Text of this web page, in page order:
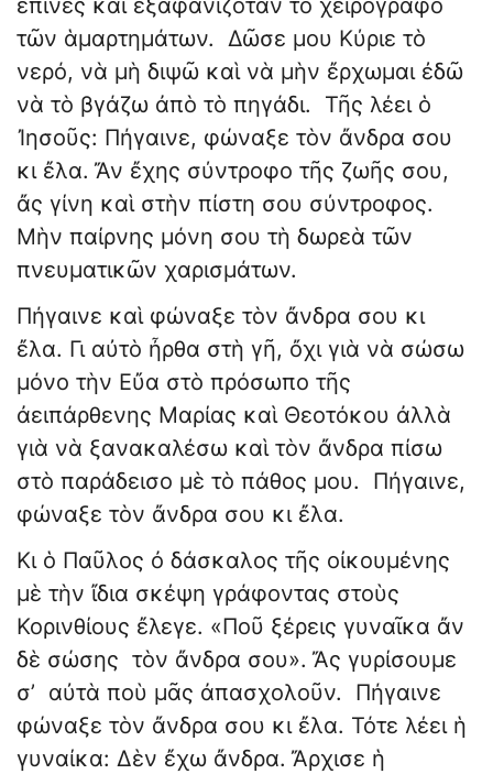
ἔπινες καὶ ἐξαφανιζόταν τὸ χειρόγραφο
τῶν ἁμαρτημάτων. Δῶσε μου Κύριε τὸ
νερό, νὰ μὴ διψῶ καὶ νὰ μὴν ἔρχωμαι ἐδῶ
νὰ τὸ βγάζω ἀπὸ τὸ πηγάδι. Τῆς λέει ὁ
Ἰησοῦς: Πήγαινε, φώναξε τὸν ἄνδρα σου
κι ἔλα. Ἄν ἔχης σύντροφο τῆς ζωῆς σου,
ἄς γίνη καὶ στὴν πίστη σου σύντροφος.
Μὴν παίρνης μόνη σου τὴ δωρεὰ τῶν
πνευματικῶν χαρισμάτων.
Πήγαινε καὶ φώναξε τὸν ἄνδρα σου κι
ἔλα. Γι αὐτὸ ἦρθα στὴ γῆ, ὄχι γιὰ νὰ σώσω
μόνο τὴν Εὔα στὸ πρόσωπο τῆς
ἀειπάρθενης Μαρίας καὶ Θεοτόκου ἀλλὰ
γιὰ νὰ ξανακαλέσω καὶ τὸν ἄνδρα πίσω
στὸ παράδεισο μὲ τὸ πάθος μου. Πήγαινε,
φώναξε τὸν ἄνδρα σου κι ἔλα.
Κι ὁ Παῦλος ὀ δάσκαλος τῆς οἰκουμένης
μὲ τὴν ἴδια σκέψη γράφοντας στοὺς
Κορινθίους ἔλεγε. «Ποῦ ξέρεις γυναῖκα ἄν
δὲ σώσης τὸν ἄνδρα σου». Ἄς γυρίσουμε
σ’ αὐτὰ ποὺ μᾶς ἀπασχολοῦν. Πήγαινε
φώναξε τὸν ἄνδρα σου κι ἔλα. Τότε λέει ἡ
γυναίκα: Δὲν ἔχω ἄνδρα. Ἄρχισε ἡ